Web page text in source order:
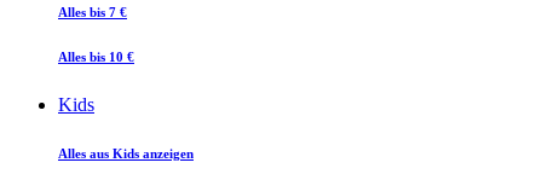
Alles bis 7 €
Alles bis 10 €
Kids
Alles aus Kids anzeigen